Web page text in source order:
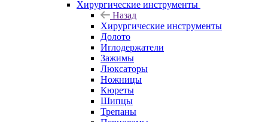
Хирургические инструменты
Назад
Хирургические инструменты
Долото
Иглодержатели
Зажимы
Люксаторы
Ножницы
Кюреты
Шипцы
Трепаны